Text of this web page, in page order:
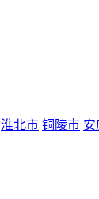
淮北市 铜陵市 安